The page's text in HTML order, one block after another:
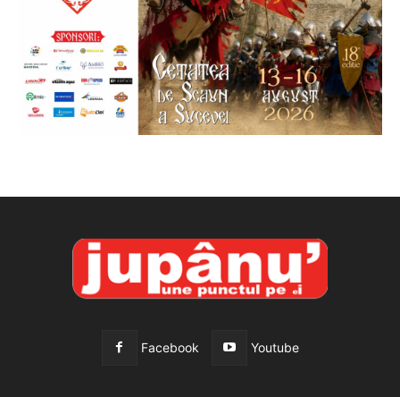
Facebook Youtube